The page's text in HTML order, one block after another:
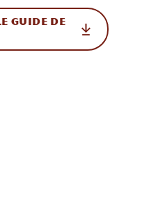
GUIDE DE